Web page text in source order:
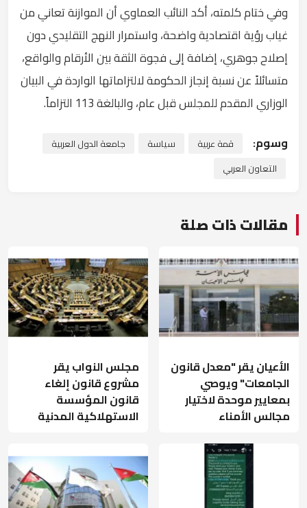
وفي ختام كلمته، أكد النائب العماوي أن الموازنة تعاني من
غياب رؤية اقتصادية واضحة، واستمرار النهج التقليدي دون
إصلاح جوهري، إضافة إلى فجوة الثقة بين الأرقام والواقع،
متسائلاً عن نسبة إنجاز الحكومة لالتزاماتها الواردة في البيان
الوزاري المقدم للمجلس قبل عام، والبالغة 113 التزاماً.
وسوم: قمة عربية سياسة
جامعة الدول العربية
التعاون العربي
مقالات ذات صلة
الأعيان يقر "معدل قانون
الجامعات" ويوصي
بمعايير موحدة لاختيار
مجالس الأمناء
مجلس النواب يقر
مشروع قانون إلغاء
قانون المؤسسة
الاستهلاكية المدنية